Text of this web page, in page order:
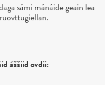
sámi mánáide geain lea
áššiid ovdii: